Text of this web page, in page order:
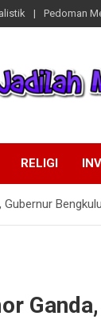
Pedoman
RELIGI